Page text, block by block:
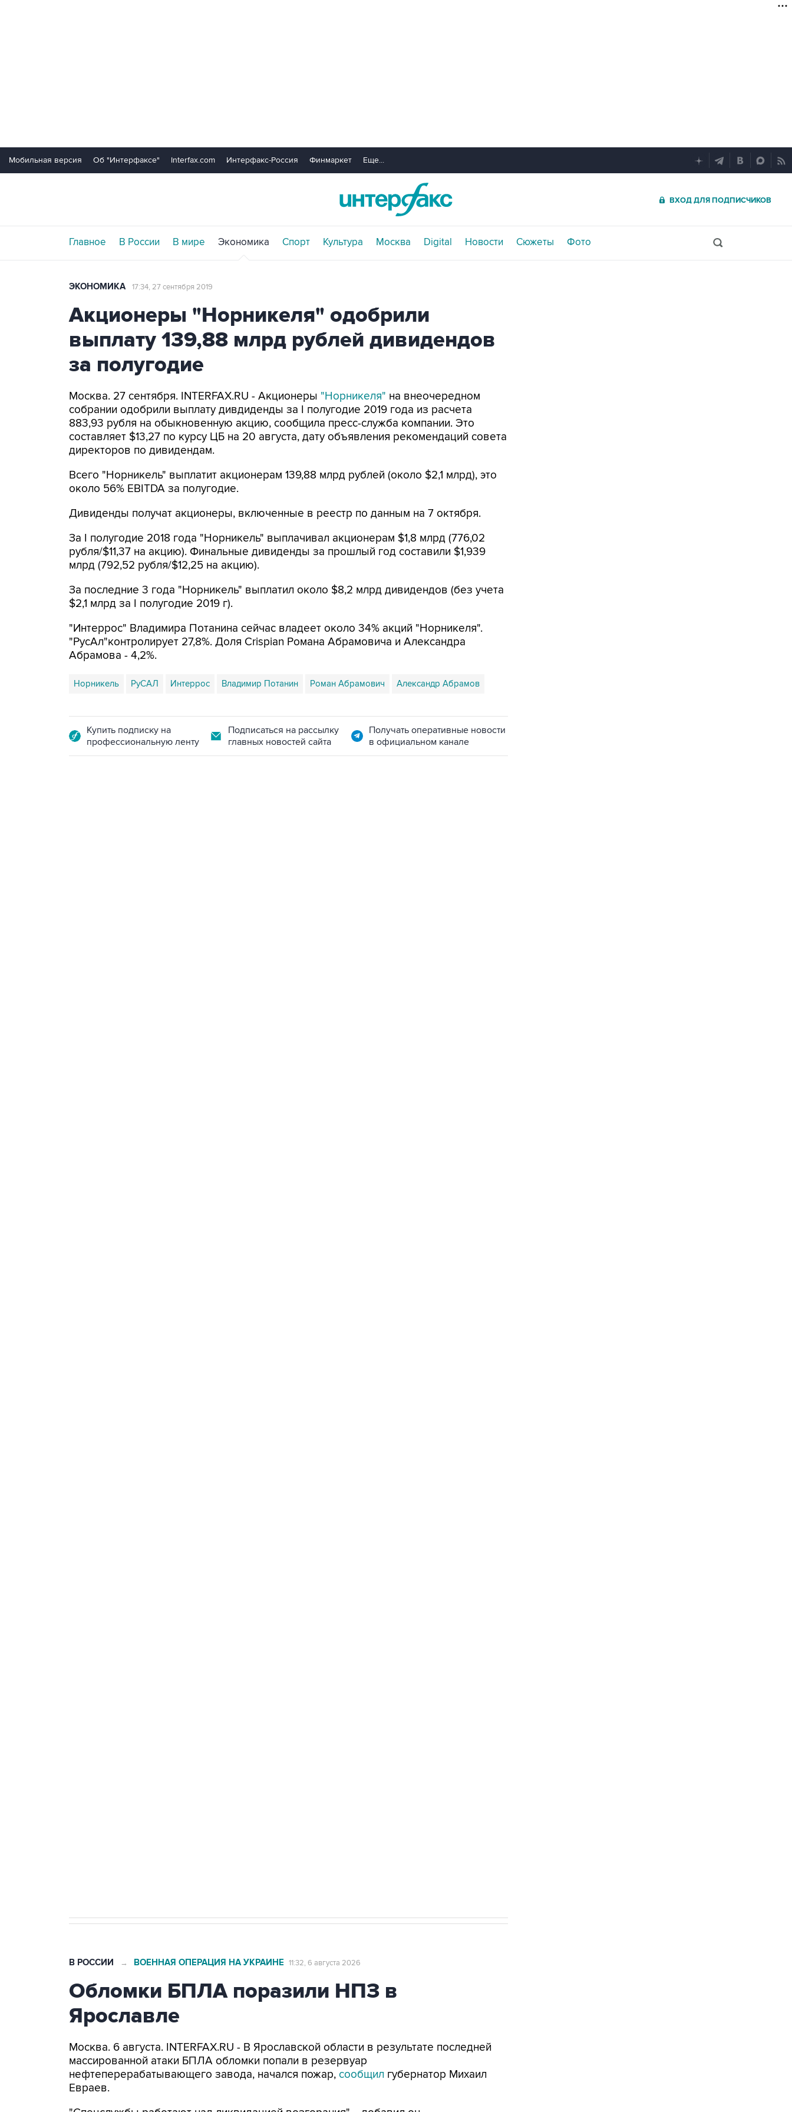
Мобильная версия Об "Интерфаксе" Interfax.com Интерфакс-Россия Финмаркет Еще...
ВХОД ДЛЯ ПОДПИСЧИКОВ
Главное В России В мире Экономика Спорт Культура Москва Digital Новости Сюжеты Фото
ЭКОНОМИКА 17:34, 27 сентября 2019
Акционеры "Норникеля" одобрили
выплату 139,88 млрд рублей дивидендов
за полугодие
Москва. 27 сентября. INTERFAX.RU - Акционеры "Норникеля" на внеочередном
собрании одобрили выплату дивдиденды за I полугодие 2019 года из расчета
883,93 рубля на обыкновенную акцию, сообщила пресс-служба компании. Это
составляет $13,27 по курсу ЦБ на 20 августа, дату объявления рекомендаций совета
директоров по дивидендам.
Всего "Норникель" выплатит акционерам 139,88 млрд рублей (около $2,1 млрд), это
около 56% EBITDA за полугодие.
Дивиденды получат акционеры, включенные в реестр по данным на 7 октября.
За I полугодие 2018 года "Норникель" выплачивал акционерам $1,8 млрд (776,02
рубля/$11,37 на акцию). Финальные дивиденды за прошлый год составили $1,939
млрд (792,52 рубля/$12,25 на акцию).
За последние 3 года "Норникель" выплатил около $8,2 млрд дивидендов (без учета
$2,1 млрд за I полугодие 2019 г).
"Интеррос" Владимира Потанина сейчас владеет около 34% акций "Норникеля".
"РусАл"контролирует 27,8%. Доля Crispian Романа Абрамовича и Александра
Абрамова - 4,2%.
Норникель РуСАЛ Интеррос Владимир Потанин Роман Абрамович Александр Абрамов
Купить подписку на
профессиональную ленту
Подписаться на рассылку
главных новостей сайта
Получать оперативные новости
в официальном канале
В РОССИИ → ВОЕННАЯ ОПЕРАЦИЯ НА УКРАИНЕ 11:32, 6 августа 2026
Обломки БПЛА поразили НПЗ в
Ярославле
Москва. 6 августа. INTERFAX.RU - В Ярославской области в результате последней
массированной атаки БПЛА обломки попали в резервуар
нефтеперерабатывающего завода, начался пожар, сообщил губернатор Михаил
Евраев.